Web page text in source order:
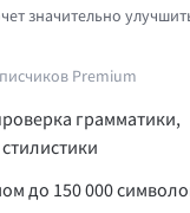
LanguageTool APIБлог
значительно
Premium
грамматики,
до 150 000